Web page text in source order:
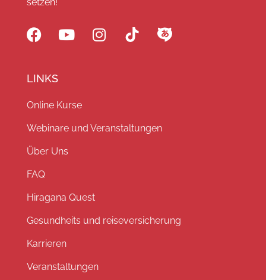
LINKS
Online Kurse
Webinare und Veranstaltungen
Über Uns
FAQ
Hiragana Quest
Gesundheits und reiseversicherung
Karrieren
Veranstaltungen